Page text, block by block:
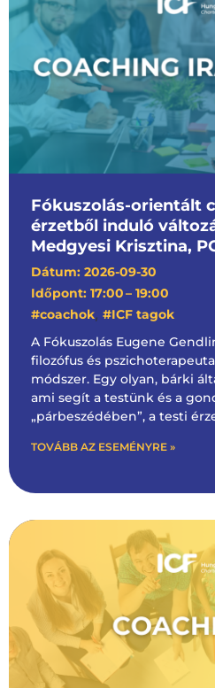
Fókuszolás-orientált
érzetből induló
Medgyesi Krisztina,
Dátum: 2026-09-30
Időpont: 17:00– 19:00
#coachok, #ICF tagok
A Fókuszolás Eugene
filozófus és
módszer. Egy olyan, bárki
ami segít a testünk és a
„párbeszédében”, a testi
TOVÁBB AZ ESEMÉNYRE »